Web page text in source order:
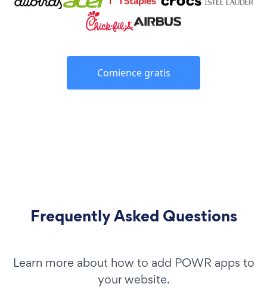
Comience gratis
Frequently Asked Questions
Learn more about how to add POWR apps to
your website.